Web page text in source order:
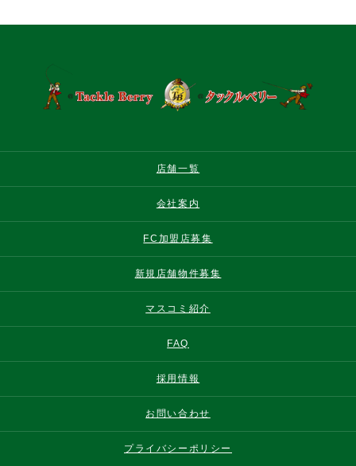
店舗一覧
会社案内
FC加盟店募集
新規店舗物件募集
マスコミ紹介
FAQ
採用情報
お問い合わせ
プライバシーポリシー